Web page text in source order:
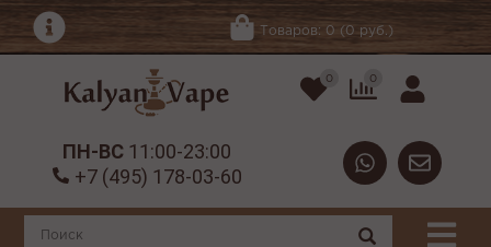
Товаров: 0 (0 руб.)
0 0
ПН-ВС 11:00-23:00
+7 (495) 178-03-60